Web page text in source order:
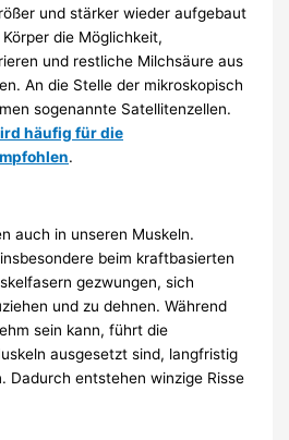
und stärker wieder aufgebaut
die Möglichkeit,
und restliche Milchsäure aus
An die Stelle der mikroskopisch
sogenannte Satellitenzellen.
häufig für die
.
auch in unseren Muskeln.
beim kraftbasierten
gezwungen, sich
und zu dehnen. Während
sein kann, führt die
ausgesetzt sind, langfristig
Dadurch entstehen winzige Risse